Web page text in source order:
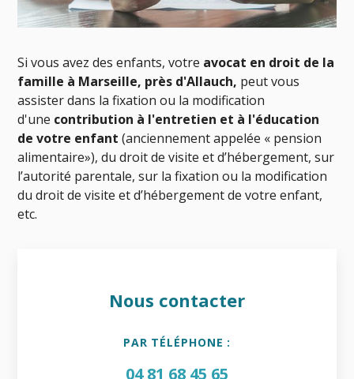
Si vous avez des enfants, votre avocat en droit de la
famille à Marseille, près d'Allauch, peut vous
assister dans la fixation ou la modification
d'une contribution à l'entretien et à l'éducation
de votre enfant (anciennement appelée « pension
alimentaire»), du droit de visite et d’hébergement, sur
l’autorité parentale, sur la fixation ou la modification
du droit de visite et d’hébergement de votre enfant,
etc.
Nous contacter
PAR TÉLÉPHONE :
04 81 68 45 65